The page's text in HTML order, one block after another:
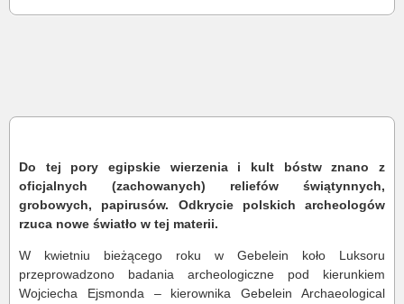
Do tej pory egipskie wierzenia i kult bóstw znano z
oficjalnych (zachowanych) reliefów świątynnych,
grobowych, papirusów. Odkrycie polskich archeologów
rzuca nowe światło w tej materii.
W kwietniu bieżącego roku w Gebelein koło Luksoru
przeprowadzono badania archeologiczne pod kierunkiem
Wojciecha Ejsmonda – kierownika Gebelein Archaeological